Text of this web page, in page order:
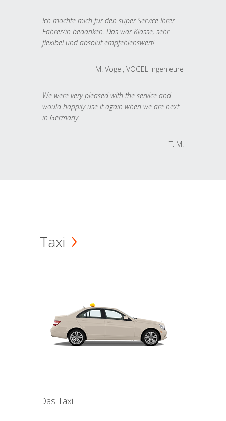
Ich möchte mich für den super Service Ihrer
Fahrer/in bedanken. Das war Klasse, sehr
flexibel und absolut empfehlenswert!
M. Vogel, VOGEL Ingenieure
We were very pleased with the service and
would happily use it again when we are next
in Germany.
T. M.
Taxi
Das Taxi